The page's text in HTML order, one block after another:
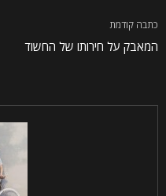
כתבה קודמת
המאבק על חירותו של החשוד